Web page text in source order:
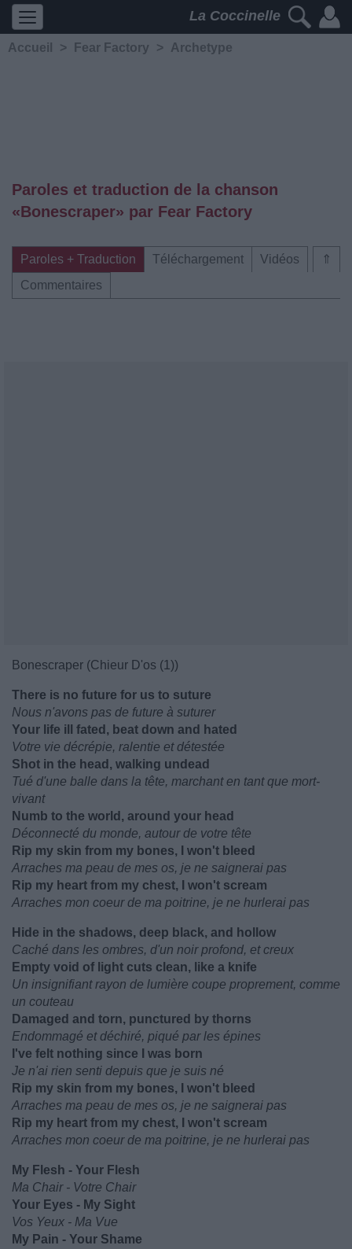
La Coccinelle
Accueil > Fear Factory > Archetype
Paroles et traduction de la chanson
«Bonescraper» par Fear Factory
⇑
Paroles + Traduction Téléchargement
Vidéos
Commentaires
Bonescraper (Chieur D'os (1))
There is no future for us to suture
Nous n'avons pas de future à suturer
Your life ill fated, beat down and hated
Votre vie décrépie, ralentie et détestée
Shot in the head, walking undead
Tué d'une balle dans la tête, marchant en tant que mort-
vivant
Numb to the world, around your head
Déconnecté du monde, autour de votre tête
Rip my skin from my bones, I won't bleed
Arraches ma peau de mes os, je ne saignerai pas
Rip my heart from my chest, I won't scream
Arraches mon coeur de ma poitrine, je ne hurlerai pas
Hide in the shadows, deep black, and hollow
Caché dans les ombres, d'un noir profond, et creux
Empty void of light cuts clean, like a knife
Un insignifiant rayon de lumière coupe proprement, comme
un couteau
Damaged and torn, punctured by thorns
Endommagé et déchiré, piqué par les épines
I've felt nothing since I was born
Je n'ai rien senti depuis que je suis né
Rip my skin from my bones, I won't bleed
Arraches ma peau de mes os, je ne saignerai pas
Rip my heart from my chest, I won't scream
Arraches mon coeur de ma poitrine, je ne hurlerai pas
My Flesh - Your Flesh
Ma Chair - Votre Chair
Your Eyes - My Sight
Vos Yeux - Ma Vue
My Pain - Your Shame